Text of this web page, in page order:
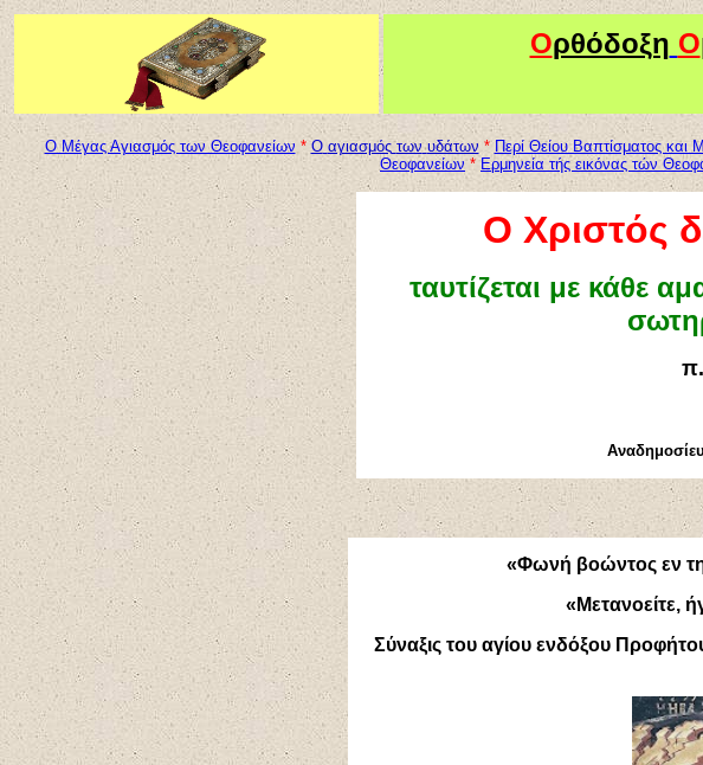
Ορθόδοξη Ο
Ο Μέγας Αγιασμός των Θεοφανείων * Ο αγιασμός των υδάτων * Περί Θείου Βαπτίσματος και
Θεοφανείων * Ερμηνεία τής εικόνας τών
Ο Χριστός
ταυτίζεται με κάθε
«Φωνή βοώντος εν
«Μετανοείτε,
Σύναξις του αγίου ενδόξου